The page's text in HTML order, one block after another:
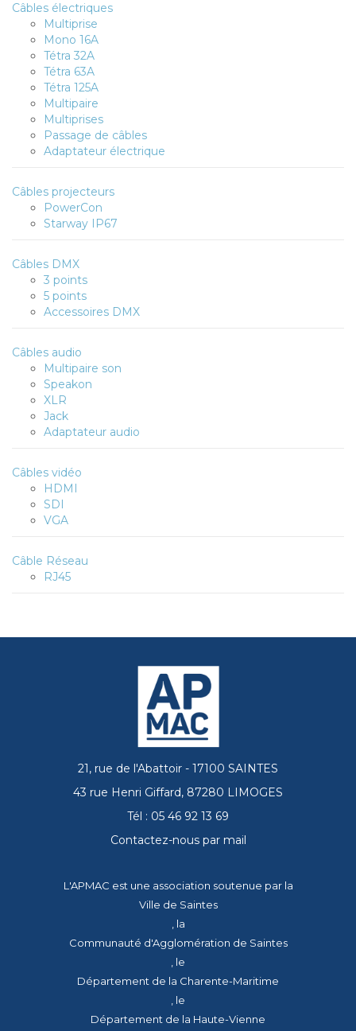
Câbles électriques
Multiprise
Mono 16A
Tétra 32A
Tétra 63A
Tétra 125A
Multipaire
Multiprises
Passage de câbles
Adaptateur électrique
Câbles projecteurs
PowerCon
Starway IP67
Câbles DMX
3 points
5 points
Accessoires DMX
Câbles audio
Multipaire son
Speakon
XLR
Jack
Adaptateur audio
Câbles vidéo
HDMI
SDI
VGA
Câble Réseau
RJ45
21, rue de l'Abattoir - 17100 SAINTES
43 rue Henri Giffard, 87280 LIMOGES
Tél : 05 46 92 13 69
Contactez-nous par mail
L'APMAC est une association soutenue par la
Ville de Saintes
, la
Communauté d'Agglomération de Saintes
, le
Département de la Charente-Maritime
, le
Département de la Haute-Vienne